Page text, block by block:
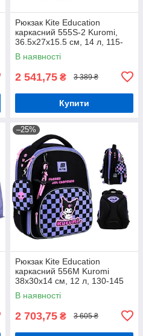
Рюкзак Kite Education
каркасний 555S-2 Kuromi,
36.5х27х15.5 см, 14 л, 115-
130 см
В наявності
2 541,75 ₴ 3 389 ₴
Купити
–25%
Рюкзак Kite Education
каркасний 556M Kuromi
38х30х14 см, 12 л, 130-145
см
В наявності
2 703,75 ₴ 3 605 ₴